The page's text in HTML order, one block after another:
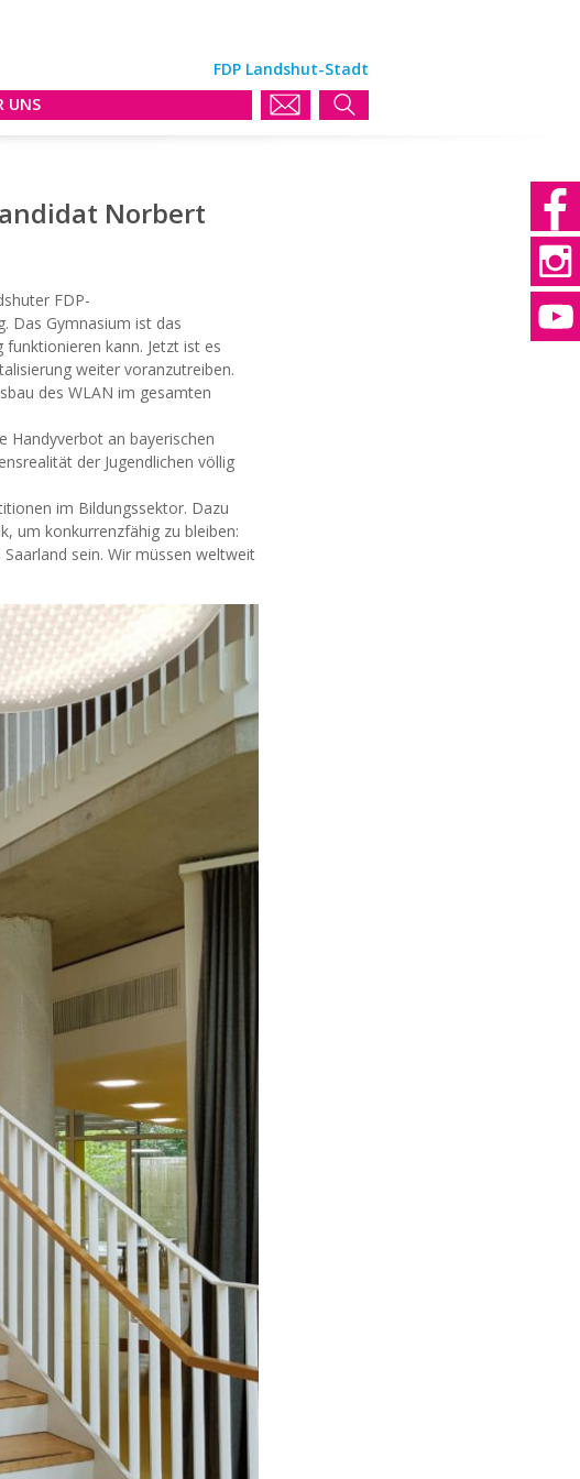
FDP Landshut-Stadt
UNS
Norbert
FDP-
Das Gymnasium ist das
kann. Jetzt ist es
weiter voranzutreiben.
des WLAN im gesamten
Handyverbot an bayerischen
der Jugendlichen völlig
im Bildungssektor. Dazu
um konkurrenzfähig zu bleiben:
sein. Wir müssen weltweit